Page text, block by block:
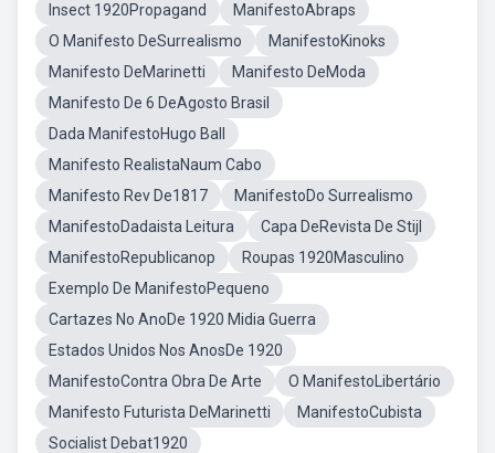
Insect 1920Propagand
ManifestoAbraps
O Manifesto DeSurrealismo
ManifestoKinoks
Manifesto DeMarinetti
Manifesto DeModa
Manifesto De 6 DeAgosto Brasil
Dada ManifestoHugo Ball
Manifesto RealistaNaum Cabo
Manifesto Rev De1817
ManifestoDo Surrealismo
ManifestoDadaista Leitura
Capa DeRevista De Stijl
ManifestoRepublicanop
Roupas 1920Masculino
Exemplo De ManifestoPequeno
Cartazes No AnoDe 1920 Midia Guerra
Estados Unidos Nos AnosDe 1920
ManifestoContra Obra De Arte
O ManifestoLibertário
Manifesto Futurista DeMarinetti
ManifestoCubista
Socialist Debat1920